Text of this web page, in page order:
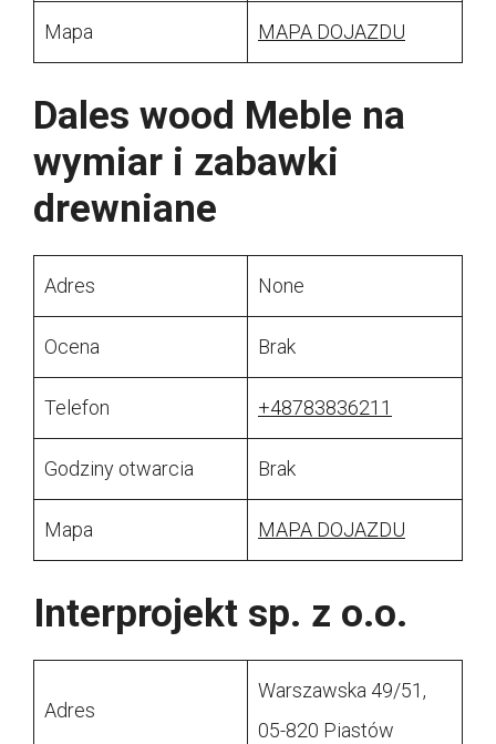
Mapa MAPA DOJAZDU
Dales wood Meble na
wymiar i zabawki
drewniane
Adres None
Ocena Brak
Telefon +48783836211
Godziny otwarcia Brak
Mapa MAPA DOJAZDU
Interprojekt sp. z o.o.
Adres
Warszawska 49/51,
05-820 Piastów